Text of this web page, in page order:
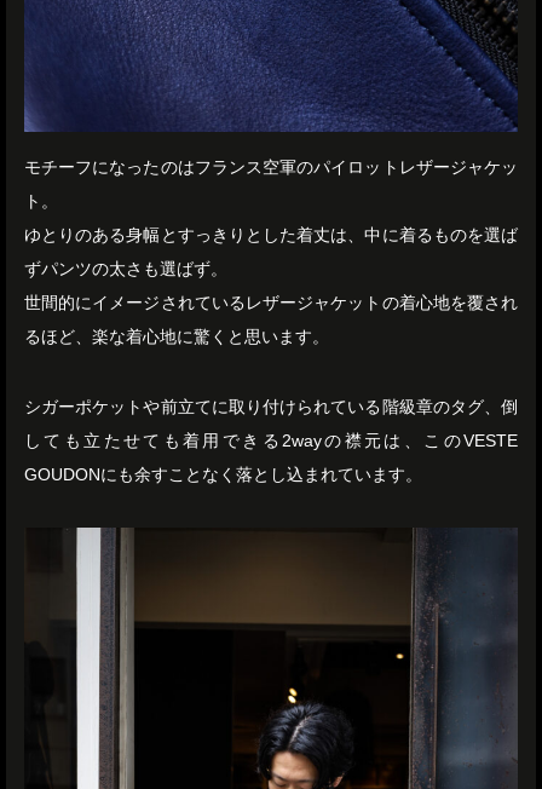
モチーフになったのはフランス空軍のパイロットレザージャケッ
ト。
ゆとりのある身幅とすっきりとした着丈は、中に着るものを選ば
ずパンツの太さも選ばず。
世間的にイメージされているレザージャケットの着心地を覆され
るほど、楽な着心地に驚くと思います。
シガーポケットや前立てに取り付けられている階級章のタグ、倒
しても立たせても着用できる2wayの襟元は、このVESTE
GOUDONにも余すことなく落とし込まれています。